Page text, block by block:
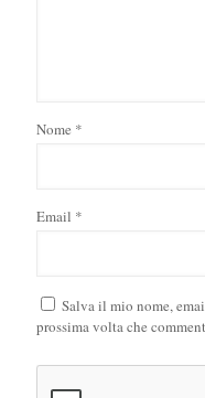
Nome *
Email *
Salva il mio nome,
prossima volta che